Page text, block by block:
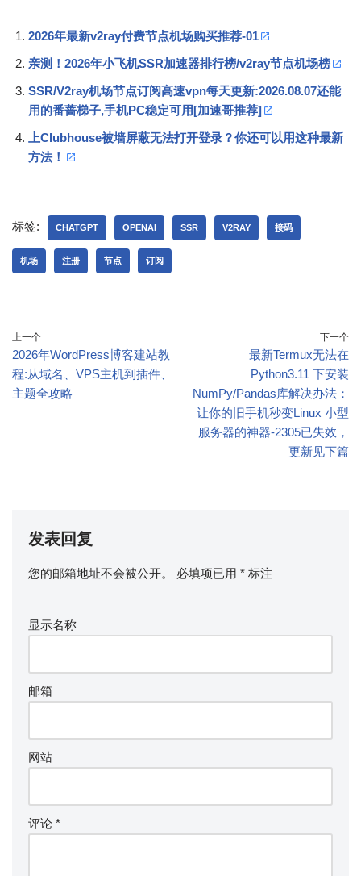
2026年最新v2ray付费节点机场购买推荐-01
亲测！2026年小飞机SSR加速器排行榜/v2ray节点机场榜
SSR/V2ray机场节点订阅高速vpn每天更新:2026.08.07还能
用的番蔷梯子,手机PC稳定可用[加速哥推荐]
上Clubhouse被墙屏蔽无法打开登录？你还可以用这种最新
方法！
标签: CHATGPT OPENAI SSR V2RAY 接码
机场 注册 节点 订阅
上一个
2026年WordPress博客建站教
程:从域名、VPS主机到插件、
主题全攻略
下一个
最新Termux无法在
Python3.11 下安装
NumPy/Pandas库解决办法：
让你的旧手机秒变Linux 小型
服务器的神器-2305已失效，
更新见下篇
发表回复
您的邮箱地址不会被公开。 必填项已用 * 标注
显示名称
邮箱
网站
评论 *